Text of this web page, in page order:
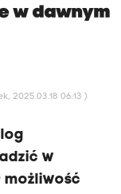
w dawnym
2025.03.18 06:13 )
w
możliwość